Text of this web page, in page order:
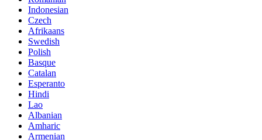
Indonesian
Czech
Afrikaans
Swedish
Polish
Basque
Catalan
Esperanto
Hindi
Lao
Albanian
Amharic
Armenian